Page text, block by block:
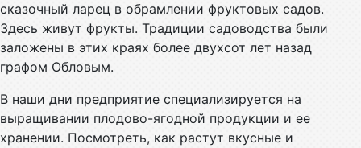
сказочный ларец в обрамлении фруктовых садов.
Здесь живут фрукты. Традиции садоводства были
заложены в этих краях более двухсот лет назад
графом Обловым.
В наши дни предприятие специализируется на
выращивании плодово-ягодной продукции и ее
хранении. Посмотреть, как растут вкусные и